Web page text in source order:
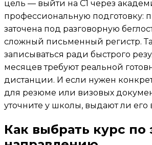
цель — выйти на C1 через
профессиональную подготовку:
заточена под разговорную
сложный письменный регистр.
записываться ради быстрого
месяцев требуют реальной
дистанции. И если нужен
для резюме или визовых
уточните у школы, выдают ли его
Как выбрать курс по